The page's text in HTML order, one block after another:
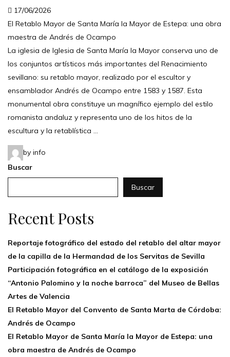
17/06/2026
El Retablo Mayor de Santa María la Mayor de Estepa: una obra
maestra de Andrés de Ocampo
La iglesia de Iglesia de Santa María la Mayor conserva uno de
los conjuntos artísticos más importantes del Renacimiento
sevillano: su retablo mayor, realizado por el escultor y
ensamblador Andrés de Ocampo entre 1583 y 1587. Esta
monumental obra constituye un magnífico ejemplo del estilo
romanista andaluz y representa uno de los hitos de la
escultura y la retablística …
by info
Buscar
Buscar
Recent Posts
Reportaje fotográfico del estado del retablo del altar mayor
de la capilla de la Hermandad de los Servitas de Sevilla
Participación fotográfica en el catálogo de la exposición
“Antonio Palomino y la noche barroca” del Museo de Bellas
Artes de Valencia
El Retablo Mayor del Convento de Santa Marta de Córdoba:
Andrés de Ocampo
El Retablo Mayor de Santa María la Mayor de Estepa: una
obra maestra de Andrés de Ocampo